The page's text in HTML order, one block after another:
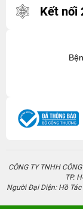
Kết nối
CÔNG TY TNHH
TP.
Người Đại Diện: Hồ